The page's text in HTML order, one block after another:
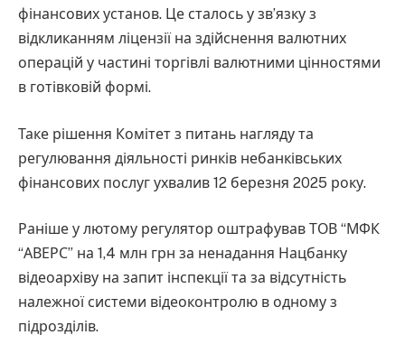
фінансових установ. Це сталось у зв’язку з
відкликанням ліцензії на здійснення валютних
операцій у частині торгівлі валютними цінностями
в готівковій формі.
Таке рішення Комітет з питань нагляду та
регулювання діяльності ринків небанківських
фінансових послуг ухвалив 12 березня 2025 року.
Раніше у лютому регулятор оштрафував ТОВ “МФК
“АВЕРС” на 1,4 млн грн за ненадання Нацбанку
відеоархіву на запит інспекції та за відсутність
належної системи відеоконтролю в одному з
підрозділів.